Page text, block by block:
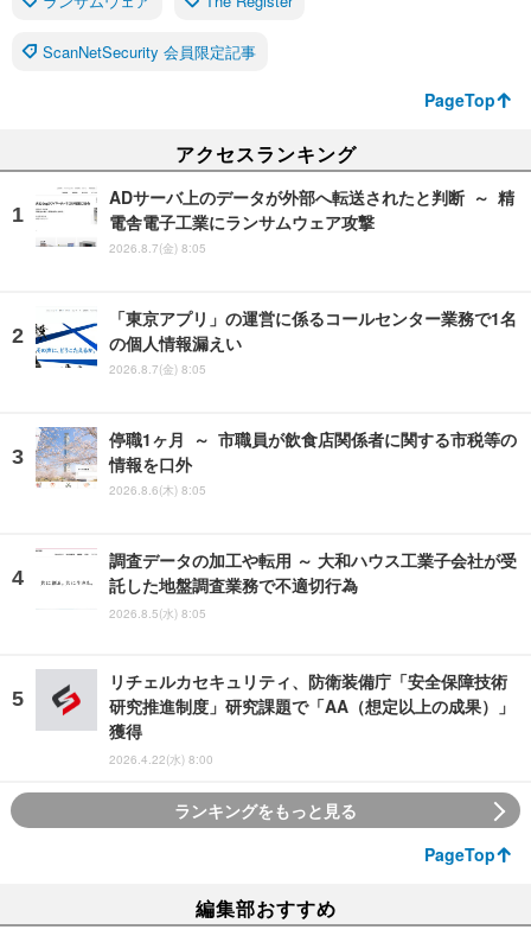
ScanNetSecurity 会員限定記事
PageTop
アクセスランキング
ADサーバ上のデータが外部へ転送されたと判断 ～ 精
電舎電子工業にランサムウェア攻撃
2026.8.7(金) 8:05
「東京アプリ」の運営に係るコールセンター業務で1名
の個人情報漏えい
2026.8.7(金) 8:05
停職1ヶ月 ～ 市職員が飲食店関係者に関する市税等の
情報を口外
2026.8.6(木) 8:05
調査データの加工や転用 ～ 大和ハウス工業子会社が受
託した地盤調査業務で不適切行為
2026.8.5(水) 8:05
リチェルカセキュリティ、防衛装備庁「安全保障技術
研究推進制度」研究課題で「AA（想定以上の成果）」
獲得
2026.4.22(水) 8:00
ランキングをもっと見る
PageTop
編集部おすすめ